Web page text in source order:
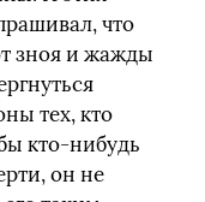
что
зноя и жажды
тех, кто
кто-нибудь
он не